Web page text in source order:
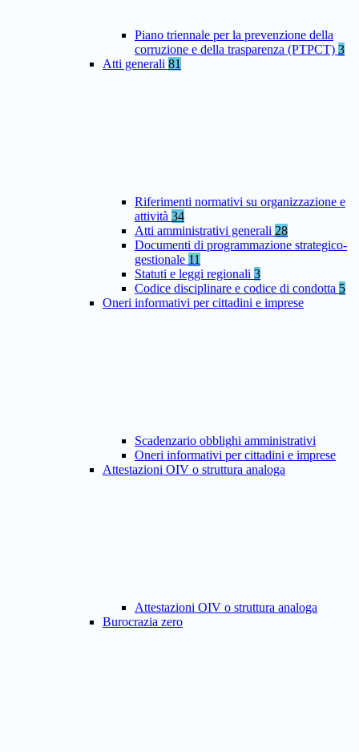
Piano triennale per la prevenzione della
corruzione e della trasparenza (PTPCT) 3
Atti generali 81
Riferimenti normativi su organizzazione e
attività 34
Atti amministrativi generali 28
Documenti di programmazione strategico-
gestionale 11
Statuti e leggi regionali 3
Codice disciplinare e codice di condotta 5
Oneri informativi per cittadini e imprese
Scadenzario obblighi amministrativi
Oneri informativi per cittadini e imprese
Attestazioni OIV o struttura analoga
Attestazioni OIV o struttura analoga
Burocrazia zero